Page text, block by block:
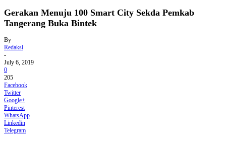
Gerakan Menuju 100 Smart City Sekda Pemkab
Tangerang Buka Bintek
By
Redaksi
-
July 6, 2019
0
205
Facebook
Twitter
Google+
Pinterest
WhatsApp
Linkedin
Telegram